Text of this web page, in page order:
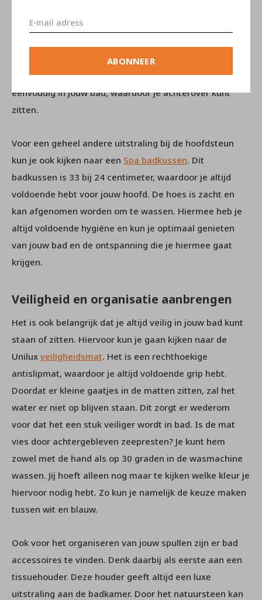
ABONNEER
modellen. Zo kun je als eerste voor een eenvoudig
kussentje van 22 bij 32 centimeter en komt in wit,
antraciet en donkerblauw. De hoofdsteun plaats je
eenvoudig in jouw bad, waardoor je achterover kunt
zitten.
Voor een geheel andere uitstraling bij de hoofdsteun
kun je ook kijken naar een Spa badkussen. Dit
badkussen is 33 bij 24 centimeter, waardoor je altijd
voldoende hebt voor jouw hoofd. De hoes is zacht en
kan afgenomen worden om te wassen. Hiermee heb je
altijd voldoende hygiëne en kun je optimaal genieten
van jouw bad en de ontspanning die je hiermee gaat
krijgen.
Veiligheid en organisatie aanbrengen
Het is ook belangrijk dat je altijd veilig in jouw bad kunt
staan of zitten. Hiervoor kun je gaan kijken naar de
Unilux veiligheidsmat. Het is een rechthoekige
antislipmat, waardoor je altijd voldoende grip hebt.
Doordat er kleine gaatjes in de matten zitten, zal het
water er niet op blijven staan. Dit zorgt er wederom
voor dat het een stuk veiliger wordt in bad. Is de mat
vies door achtergebleven zeepresten? Je kunt hem
zowel met de hand als op 30 graden in de wasmachine
wassen. Jij hoeft alleen nog maar te kijken welke kleur je
hiervoor nodig hebt. Zo kun je namelijk de keuze maken
tussen wit en blauw.
Ook voor het organiseren van jouw spullen zijn er bad
accessoires te vinden. Denk daarbij als eerste aan een
tissuehouder. Deze houder geeft altijd een luxe
uitstraling aan de badkamer. Door het natuursteen kan